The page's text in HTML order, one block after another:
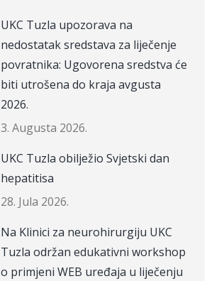
UKC Tuzla upozorava na
nedostatak sredstava za liječenje
povratnika: Ugovorena sredstva će
biti utrošena do kraja avgusta
2026.
3. Augusta 2026.
UKC Tuzla obilježio Svjetski dan
hepatitisa
28. Jula 2026.
Na Klinici za neurohirurgiju UKC
Tuzla održan edukativni workshop
o primjeni WEB uređaja u liječenju